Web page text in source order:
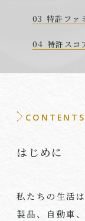
特許ファ
特許スコ
はじめに
私たちの生活
製品、自動車